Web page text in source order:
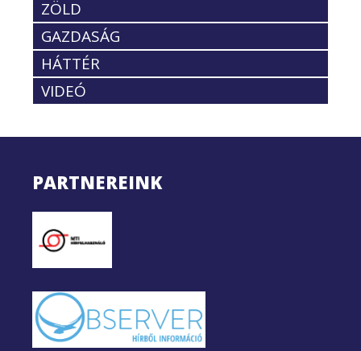
ZÖLD
GAZDASÁG
HÁTTÉR
VIDEÓ
PARTNEREINK